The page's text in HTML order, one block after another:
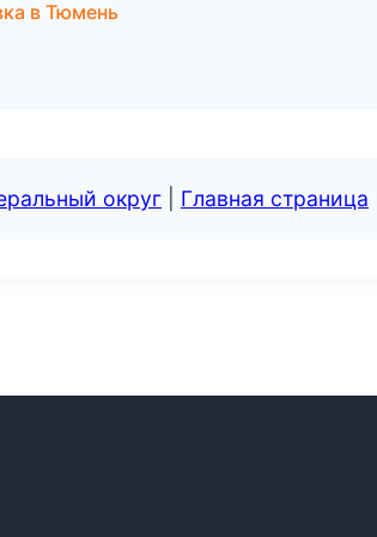
в Тюмень
округ Главная страница